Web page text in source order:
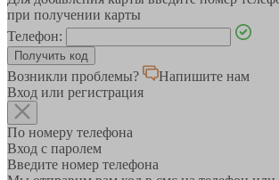
при получении карты
Телефон:
Возникли проблемы?
Напишите нам
Вход или регистрация
По номеру телефона
Вход с паролем
Введите номер телефона